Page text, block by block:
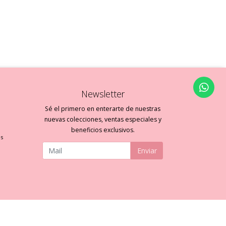
Newsletter
Sé el primero en enterarte de nuestras
nuevas colecciones, ventas especiales y
beneficios exclusivos.
Enviar